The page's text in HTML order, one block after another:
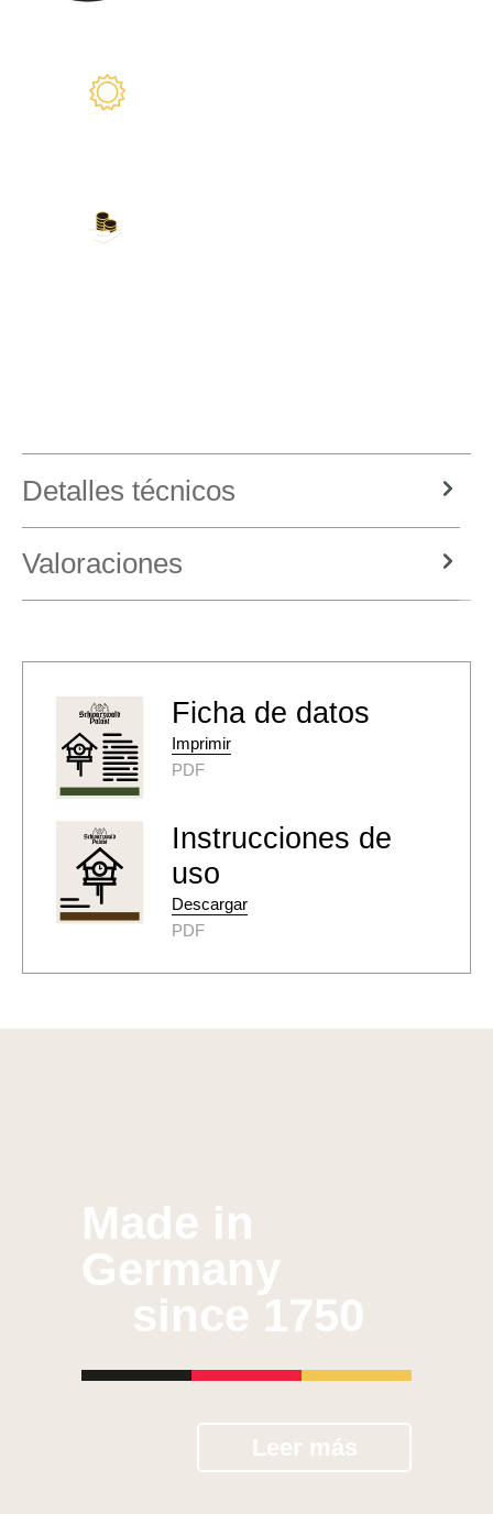
Detalles técnicos
Valoraciones
Ficha de datos
Imprimir
PDF
Instrucciones de
uso
Descargar
PDF
Made in
Germany
since 1750
Leer más